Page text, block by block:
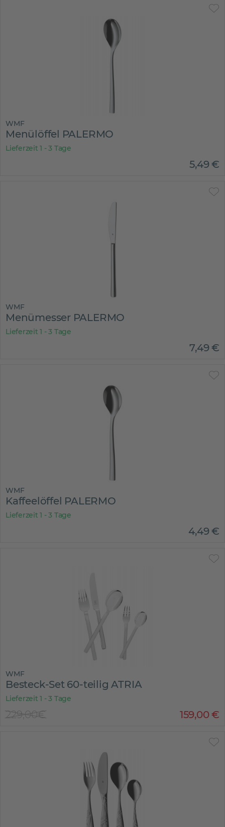
WMF
Menülöffel PALERMO
Lieferzeit 1 - 3 Tage
5,49€
WMF
Menümesser PALERMO
Lieferzeit 1 - 3 Tage
7,49€
WMF
Kaffeelöffel PALERMO
Lieferzeit 1 - 3 Tage
4,49€
WMF
Besteck-Set 60-teilig ATRIA
Lieferzeit 1 - 3 Tage
159,00€
229,00€